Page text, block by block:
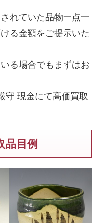
れていた品物一点一
る金額をご提示いた
る場合でもまずはお
守 現金にて高価買取
品目例